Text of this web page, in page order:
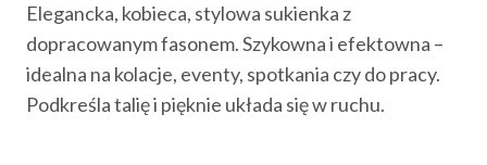
wynosiła:
299.00 zł.
wynosi:
249.00 zł.
Elegancka, kobieca, stylowa sukienka z
dopracowanym fasonem. Szykowna i efektowna –
idealna na kolacje, eventy, spotkania czy do pracy.
Podkreśla talię i pięknie układa się w ruchu.